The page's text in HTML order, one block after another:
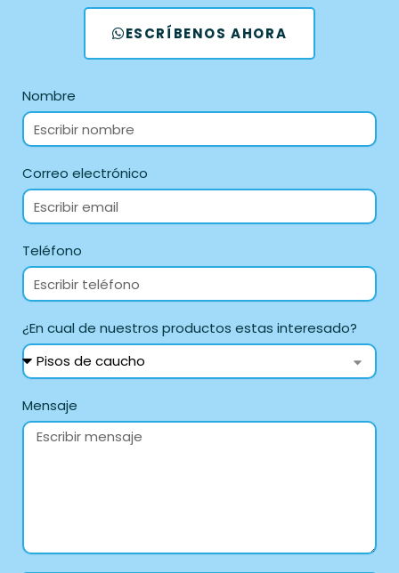
ESCRÍBENOS AHORA
Nombre
Correo electrónico
Teléfono
¿En cual de nuestros productos estas interesado?
Mensaje